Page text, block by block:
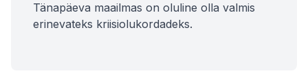
Tänapäeva maailmas on oluline olla valmis
erinevateks kriisiolukordadeks.